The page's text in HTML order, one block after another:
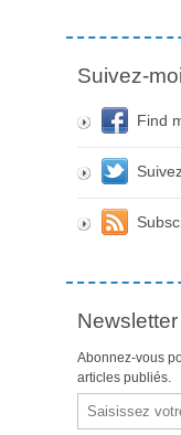
Suivez-moi
Find
Newsletter
Abonnez-vous
articles publiés.
Email